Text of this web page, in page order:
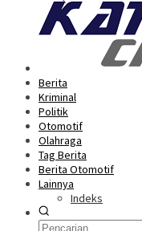
Berita
Kriminal
Politik
Otomotif
Olahraga
Tag Berita
Berita Otomotif
Lainnya
Indeks